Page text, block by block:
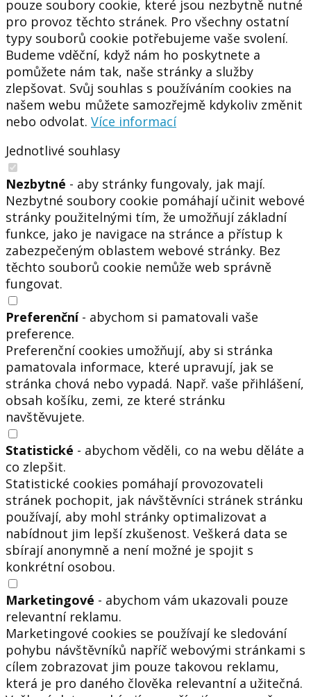
pouze soubory cookie, které jsou nezbytně nutné
pro provoz těchto stránek. Pro všechny ostatní
typy souborů cookie potřebujeme vaše svolení.
Budeme vděční, když nám ho poskytnete a
pomůžete nám tak, naše stránky a služby
zlepšovat. Svůj souhlas s používáním cookies na
našem webu můžete samozřejmě kdykoliv změnit
nebo odvolat. Více informací
Jednotlivé souhlasy
Nezbytné - aby stránky fungovaly, jak mají.
Nezbytné soubory cookie pomáhají učinit webové
stránky použitelnými tím, že umožňují základní
funkce, jako je navigace na stránce a přístup k
zabezpečeným oblastem webové stránky. Bez
těchto souborů cookie nemůže web správně
fungovat.
Preferenční- abychom si pamatovali vaše
preference.
Preferenční cookies umožňují, aby si stránka
pamatovala informace, které upravují, jak se
stránka chová nebo vypadá. Např. vaše přihlášení,
obsah košíku, zemi, ze které stránku
navštěvujete.
Statistické - abychom věděli, co na webu děláte a
co zlepšit.
Statistické cookies pomáhají provozovateli
stránek pochopit, jak návštěvníci stránek stránku
používají, aby mohl stránky optimalizovat a
nabídnout jim lepší zkušenost. Veškerá data se
sbírají anonymně a není možné je spojit s
konkrétní osobou.
Marketingové - abychom vám ukazovali pouze
relevantní reklamu.
Marketingové cookies se používají ke sledování
pohybu návštěvníků napříč webovými stránkami s
cílem zobrazovat jim pouze takovou reklamu,
která je pro daného člověka relevantní a užitečná.